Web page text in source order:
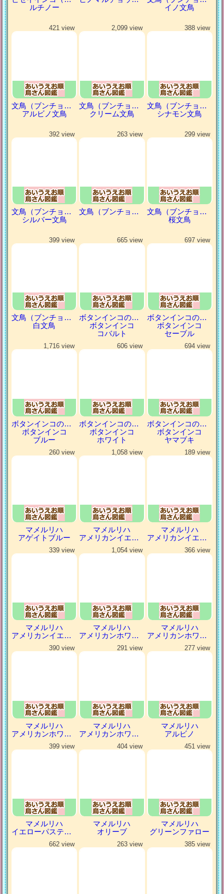
ルチノー
イノ文鳥
421 view
文鳥（ブンチョウ）
アルビノ文鳥
2,099 view
文鳥（ブンチョウ）
クリーム文鳥
388 view
文鳥（ブンチョウ）
シナモン文鳥
392 view
文鳥（ブンチョウ）
シルバー文鳥
263 view
文鳥（ブンチョウ）
299 view
文鳥（ブンチョウ）
桜文鳥
399 view
文鳥（ブンチョウ）
白文鳥
665 view
ボタンインコの仲間
ボタンインコ
コバルト
697 view
ボタンインコの仲間
ボタンインコ
セーブル
1,716 view
ボタンインコの仲間
ボタンインコ
ブルー
606 view
ボタンインコの仲間
ボタンインコ
ホワイト
694 view
ボタンインコの仲間
ボタンインコ
ヤマブキ
260 view
マメルリハ
アゲイトブルー
1,058 view
マメルリハ
アメリカンイエロー
189 view
マメルリハ
アメリカンイエローファロー
339 view
マメルリハ
アメリカンイエローヘビーパイドファロー
1,054 view
マメルリハ
アメリカンホワイト
366 view
マメルリハ
アメリカンホワイトパイド
390 view
マメルリハ
アメリカンホワイトパイドファロー
291 view
マメルリハ
アメリカンホワイトファロー
277 view
マメルリハ
アルビノ
399 view
マメルリハ
イエローパステルミスティ
404 view
マメルリハ
オリーブ
451 view
マメルリハ
グリーンファロー
662 view 263 view 385 view